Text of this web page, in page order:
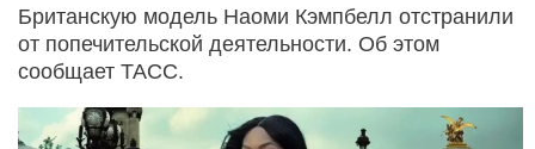
Британскую модель Наоми Кэмпбелл отстранили
от попечительской деятельности. Об этом
сообщает ТАСС.